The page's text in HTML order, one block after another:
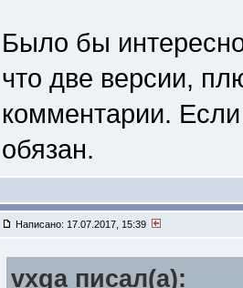
Было бы
что две версии,
комментарии. Если
обязан.
Написано: 17.07.2017, 15:39
vxga писал(a):